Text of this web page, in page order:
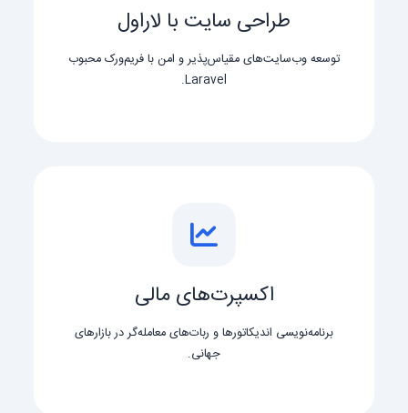
طراحی سایت با لاراول
توسعه وب‌سایت‌های مقیاس‌پذیر و امن با فریم‌ورک محبوب
Laravel.
اکسپرت‌های مالی
برنامه‌نویسی اندیکاتورها و ربات‌های معامله‌گر در بازارهای
جهانی.